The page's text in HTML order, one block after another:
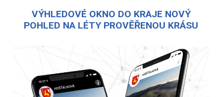
VÝHLEDOVÉ OKNO DO KRAJE NOVÝ
POHLED NA LÉTY PROVĚŘENOU KRÁSU